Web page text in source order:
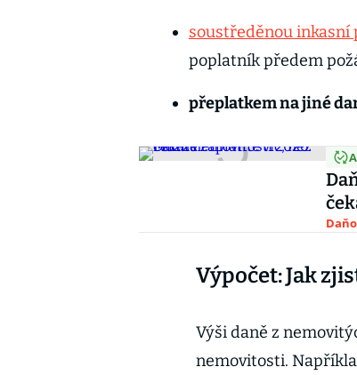
soustředěnou inkasní
poplatník předem
přeplatkem na jiné
Výpočet: Jak
Výši daně z
nemovitosti.